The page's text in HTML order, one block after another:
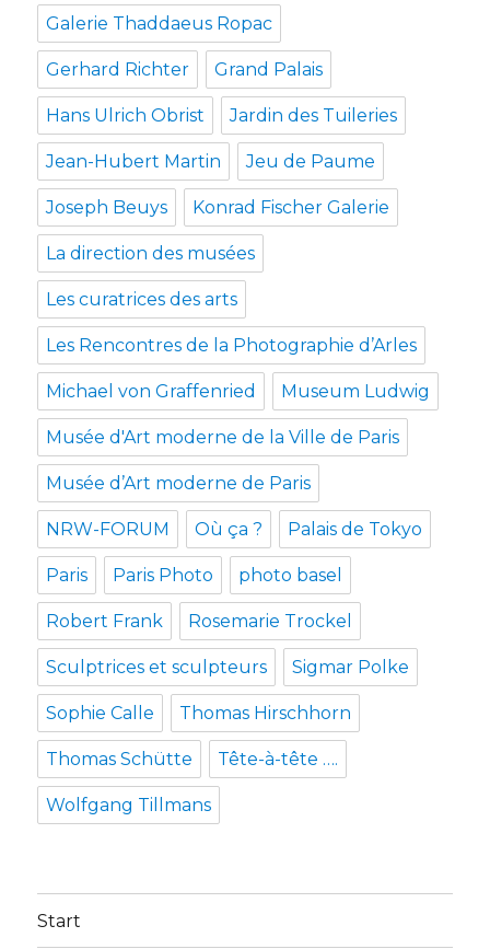
Galerie Thaddaeus Ropac
Gerhard Richter Grand Palais
Hans Ulrich Obrist Jardin des Tuileries
Jean-Hubert Martin Jeu de Paume
Joseph Beuys Konrad Fischer Galerie
La direction des musées
Les curatrices des arts
Les Rencontres de la Photographie d’Arles
Michael von Graffenried Museum Ludwig
Musée d'Art moderne de la Ville de Paris
Musée d’Art moderne de Paris
NRW-FORUM Où ça ? Palais de Tokyo
Paris Paris Photo photo basel
Robert Frank Rosemarie Trockel
Sculptrices et sculpteurs Sigmar Polke
Sophie Calle Thomas Hirschhorn
Thomas Schütte Tête-à-tête ….
Wolfgang Tillmans
Start